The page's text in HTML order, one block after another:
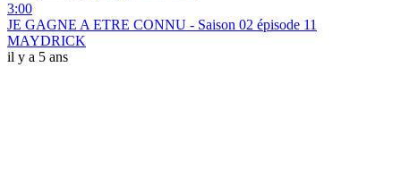
3:00
JE GAGNE A ETRE CONNU - Saison 02 épisode 11
MAYDRICK
il y a 5 ans